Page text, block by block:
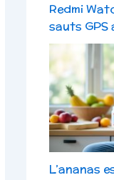
Redmi
sauts GPS
L’ananas